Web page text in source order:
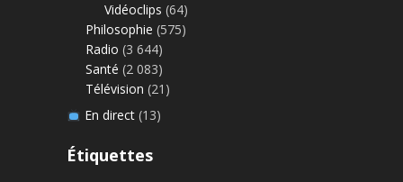
Vidéoclips (64)
Philosophie (575)
Radio (3 644)
Santé (2 083)
Télévision (21)
En direct(13)
Étiquettes